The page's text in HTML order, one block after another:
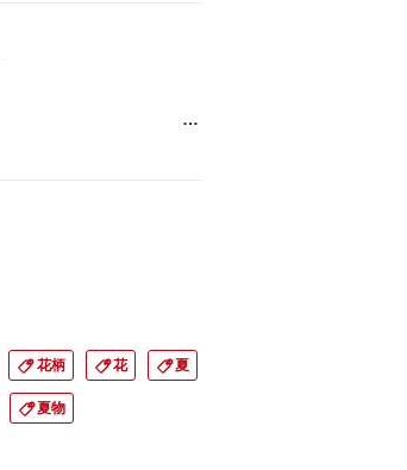
…
花柄 花 夏
夏物